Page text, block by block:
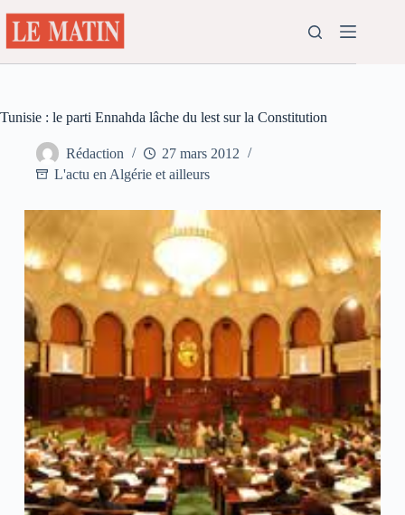
au
contenu
Tunisie : le parti Ennahda lâche du lest sur la Constitution
Rédaction
27 mars 2012
L'actu en Algérie et ailleurs